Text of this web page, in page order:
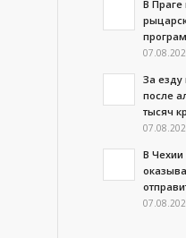
В
За езду
после
тысяч
В Чехии